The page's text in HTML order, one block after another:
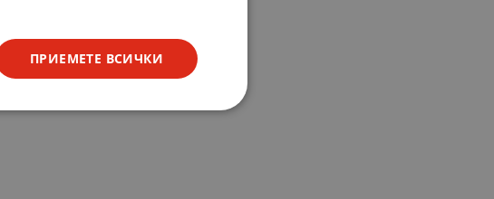
ПРИЕМЕТЕ ВСИЧКИ